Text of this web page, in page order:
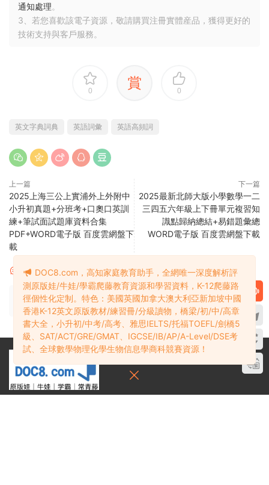
通知處理。
3、若您喜歡該電子資源，敬請購買注冊實體産品，獲得更好的
技術支持與客戶服務。
0 賞 0
英文字典詞典 英語詞彙 英語高頻詞
上一篇
2025上海三公上實浦外上外附中
小升初真題+分班考+口奧口英訓
練+筆試面試題庫資料合集
PDF+WORD電子版 百度雲網盤下
載
下一篇
2025最新北師大版小學數學一二
三四五六年級上下冊單元複習知
識點歸納總結+易錯題彙總
WORD電子版 百度雲網盤下載
評論 0
請先登錄
DOC8.com，高知家庭教育助手，全網唯一深度解析評
測原版娃/牛娃/學霸爬藤教育資源和學習資料，K-12爬藤路
徑個性化定制。特色：美國英國加拿大澳大利亞新加坡中國
香港K-12英文原版教材/練習冊/分級讀物，橋梁/初/中/高章
書大全，小升初/中考/高考、雅思IELTS/托福TOEFL/劍橋5
級、SAT/ACT/GRE/GMAT、IGCSE/IB/AP/A-Level/DSE考
試、全球數學物理化學生物信息學商科競賽資源！